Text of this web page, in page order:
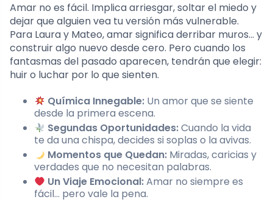
Amar no es fácil. Implica arriesgar, soltar el miedo y
dejar que alguien vea tu versión más vulnerable.
Para Laura y Mateo, amar significa derribar muros… y
construir algo nuevo desde cero. Pero cuando los
fantasmas del pasado aparecen, tendrán que elegir:
huir o luchar por lo que sienten.
Química Innegable: Un amor que se siente
desde la primera escena.
Segundas Oportunidades:Cuando la vida
te da una chispa, decides si soplas o la avivas.
Momentos que Quedan: Miradas, caricias y
verdades que no necesitan palabras.
Un Viaje Emocional:Amar no siempre es
fácil… pero vale la pena.